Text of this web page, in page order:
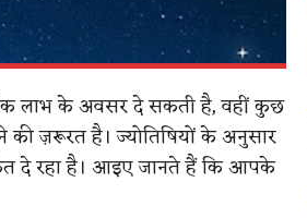
लाभ के अवसर दे सकती है, वहीं कुछ
की ज़रूरत है। ज्योतिषियों के अनुसार
रहा है। आइए जानते हैं कि आपके